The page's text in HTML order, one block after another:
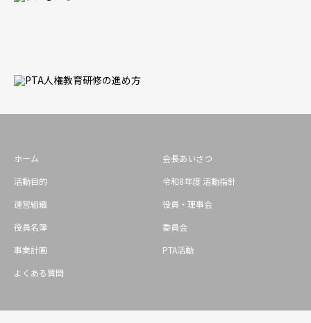
ホーム
会長あいさつ
活動目的
令和8年度 活動指針
運営組織
役員・理事会
役員名簿
委員会
事業計画
PTA活動
よくある質問